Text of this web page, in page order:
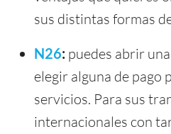
sus distintas formas
N26: puedes abrir
elegir alguna de pago
servicios. Para sus
internacionales con